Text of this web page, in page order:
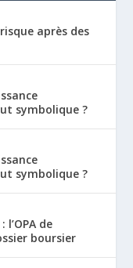
après des
symbolique ?
symbolique ?
l’OPA de
boursier